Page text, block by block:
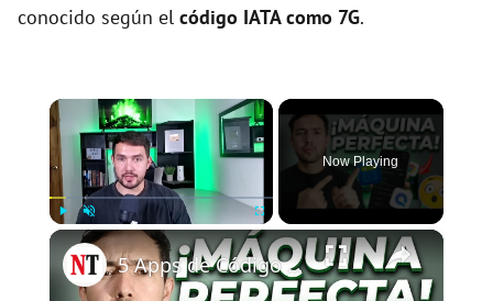
conocido según el código IATA como 7G.
×
Unmute Fullscreen
Now Playing
×
5 Apps de Código Abierto que Transforman tu Android en una Máquina Perfecta